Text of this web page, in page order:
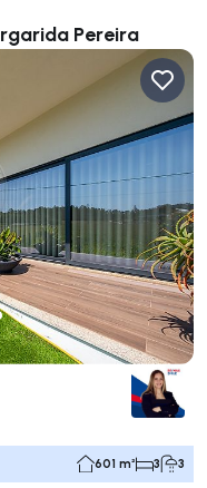
Pereira
601 m² 3 3